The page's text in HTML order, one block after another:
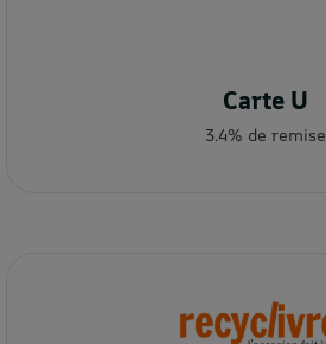
Carte U
3.4% de remise